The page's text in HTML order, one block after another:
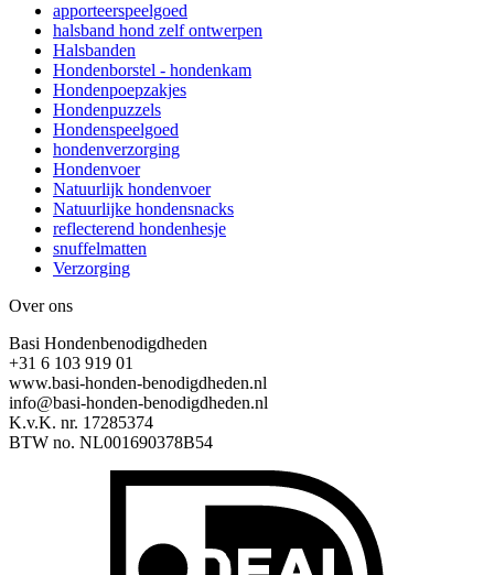
apporteerspeelgoed
halsband hond zelf ontwerpen
Halsbanden
Hondenborstel - hondenkam
Hondenpoepzakjes
Hondenpuzzels
Hondenspeelgoed
hondenverzorging
Hondenvoer
Natuurlijk hondenvoer
Natuurlijke hondensnacks
reflecterend hondenhesje
snuffelmatten
Verzorging
Over ons
Basi Hondenbenodigdheden
+31 6 103 919 01
www.basi-honden-benodigdheden.nl
info@basi-honden-benodigdheden.nl
K.v.K. nr. 17285374
BTW no. NL001690378B54